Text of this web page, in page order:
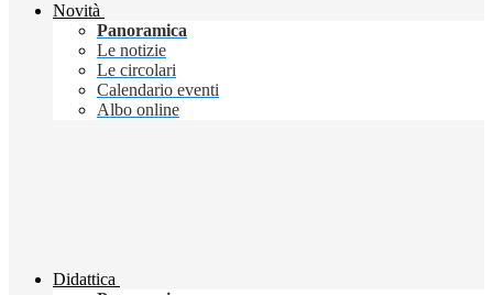
Novità
Panoramica
Le notizie
Le circolari
Calendario eventi
Albo online
Didattica